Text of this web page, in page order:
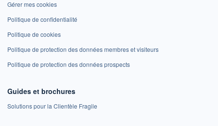
Gérer mes cookies
Politique de confidentialité
Politique de cookies
Politique de protection des données membres et visiteurs
Politique de protection des données prospects
Guides et brochures
Solutions pour la Clientèle Fragile